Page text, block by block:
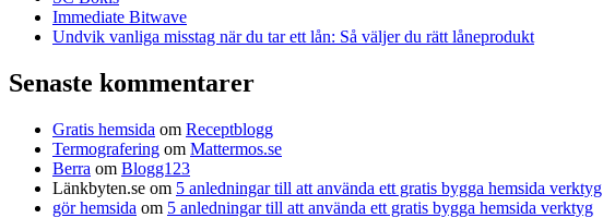
Immediate Bitwave
Undvik vanliga misstag när du tar ett lån: Så väljer du rätt låneprodukt
Senaste kommentarer
Gratis hemsida om Receptblogg
Termografering om Mattermos.se
Berra om Blogg123
Länkbyten.se om 5 anledningar till att använda ett gratis bygga hemsida verktyg
gör hemsida om 5 anledningar till att använda ett gratis bygga hemsida verktyg